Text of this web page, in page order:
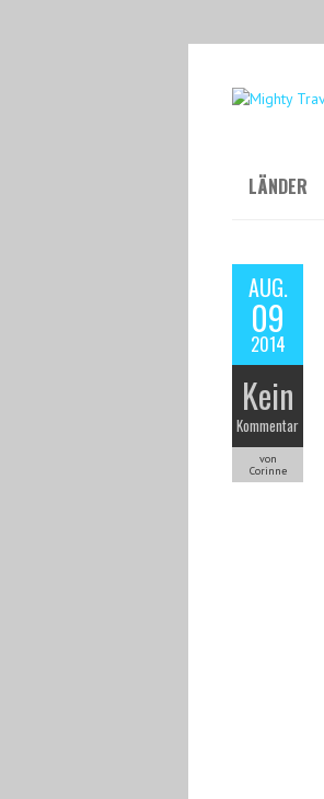
LÄNDER
AUG.
09
2014
Kein
Kommentar
von
Corinne